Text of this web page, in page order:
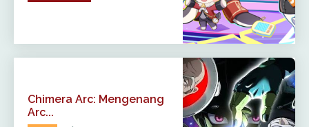
Chimera Arc: Mengenang
Arc...